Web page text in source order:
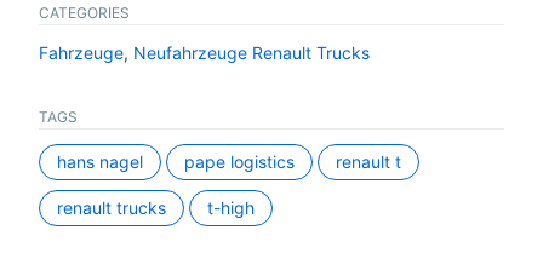
CATEGORIES
Fahrzeuge, Neufahrzeuge Renault Trucks
TAGS
hans nagel pape logistics renault t
renault trucks t-high